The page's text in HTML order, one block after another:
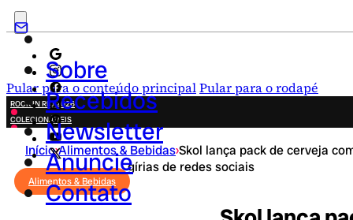
Pular para o conteúdo principalPular para o rodapé
Sobre
Recebidos
Newsletter
Anuncie
Contato
ROCK IN RIO 2026
COLECIONÁVEIS
FESTA JUNINA
NOVIDADES
CAMPANHAS CRIATIVAS
Início›Alimentos & Bebidas›Skol lança pack de cerveja
gírias de redes sociais
Alimentos & Bebidas